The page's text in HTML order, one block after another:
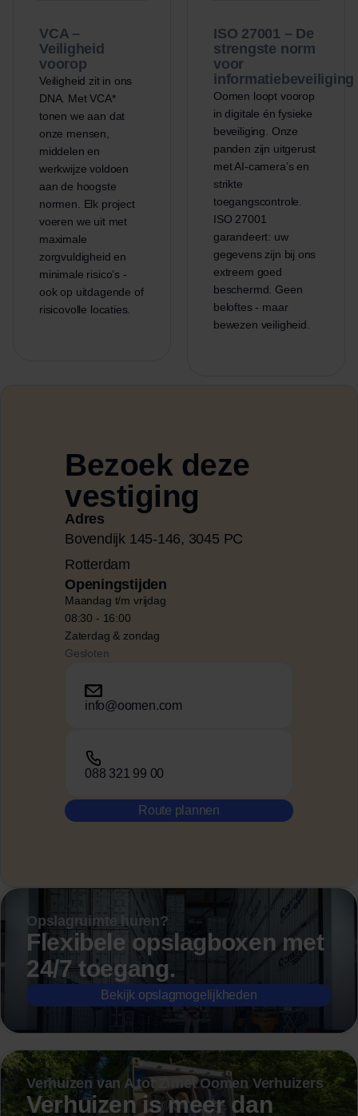
VCA –
Veiligheid
voorop
Veiligheid zit in ons
DNA. Met VCA*
tonen we aan dat
onze mensen,
middelen en
werkwijze voldoen
aan de hoogste
normen. Elk project
voeren we uit met
maximale
zorgvuldigheid en
minimale risico’s -
ook op uitdagende of
risicovolle locaties.
ISO 27001 – De
strengste norm
voor
informatiebeveiliging
Oomen loopt voorop
in digitale én fysieke
beveiliging. Onze
panden zijn uitgerust
met AI-camera’s en
strikte
toegangscontrole.
ISO 27001
garandeert: uw
gegevens zijn bij ons
extreem goed
beschermd. Geen
beloftes - maar
bewezen veiligheid.
Bezoek deze
vestiging
Adres
Bovendijk 145-146, 3045 PC
Rotterdam
Openingstijden
Maandag t/m vrijdag
08:30 - 16:00
Zaterdag & zondag
Gesloten
info@oomen.com
088 321 99 00
Route plannen
Opslagruimte huren?
Flexibele opslagboxen met
24/7 toegang.
Bekijk opslagmogelijkheden
Verhuizen van A tot Z met Oomen Verhuizers
Verhuizen is meer dan